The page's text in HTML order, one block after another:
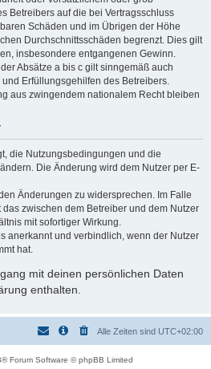
Betreibers auf die bei Vertragsschluss
Schäden und im Übrigen der Höhe
Durchschnittsschäden begrenzt. Dies gilt
insbesondere entgangenen Gewinn.
Absätze a bis c gilt sinngemäß auch
Erfüllungsgehilfen des Betreibers.
aus zwingendem nationalem Recht bleiben
die Nutzungsbedingungen und die
Die Änderung wird dem Nutzer per E-
Änderungen zu widersprechen. Im Falle
zwischen dem Betreiber und dem Nutzer
mit sofortiger Wirkung.
anerkannt und verbindlich, wenn der Nutzer
hat.
mit deinen persönlichen Daten
enthalten.
Alle Zeiten sind UTC+02:00
® Forum Software © phpBB Limited